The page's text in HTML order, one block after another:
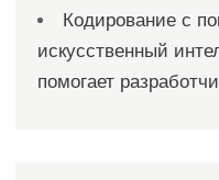
Кодирование с
искусственный
помогает